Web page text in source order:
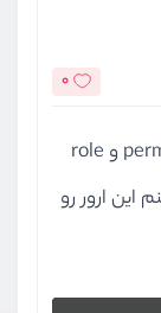
0
من یدونه کارمند ساختم ولی هیچ permission و role
این ارور رو